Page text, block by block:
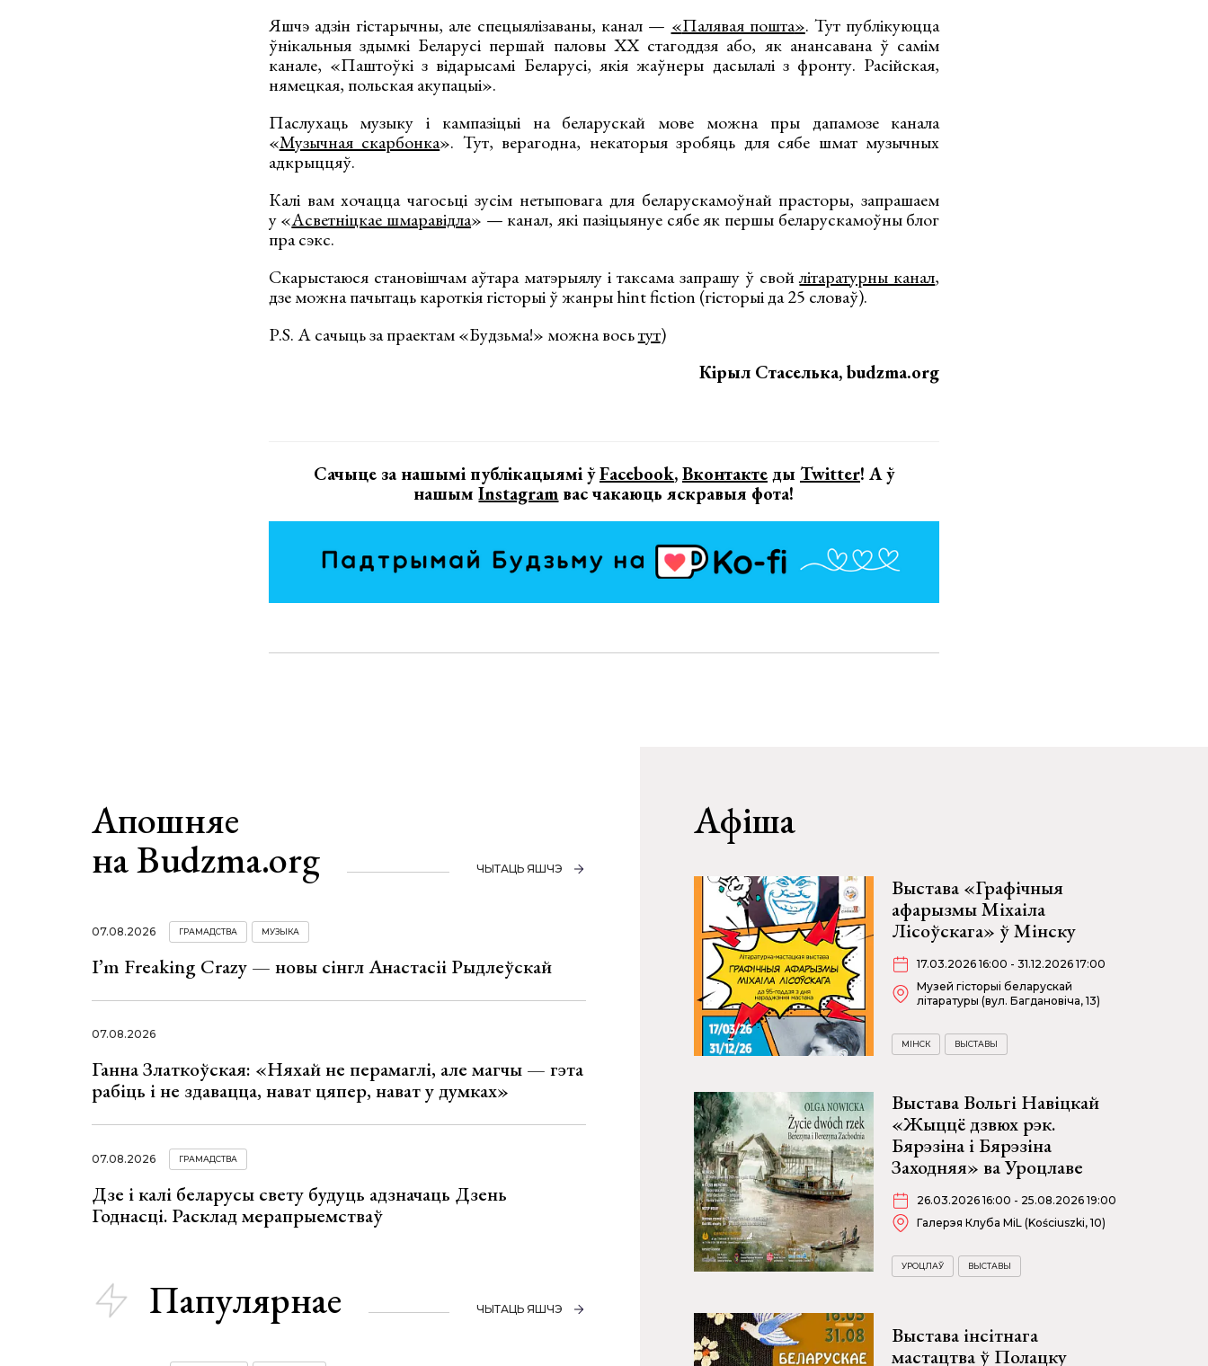
Яшчэ адзін гістарычны, але спецыялізаваны, канал — «Палявая пошта». Тут публікуюцца
ўнікальныя здымкі Беларусі першай паловы ХХ стагоддзя або, як анансавана ў самім
канале, «Паштоўкі з відарысамі Беларусі, якія жаўнеры дасылалі з фронту. Расійская,
нямецкая, польская акупацыі».
Паслухаць музыку і кампазіцыі на беларускай мове можна пры дапамозе канала
«Музычная скарбонка». Тут, верагодна, некаторыя зробяць для сябе шмат музычных
адкрыццяў.
Калі вам хочацца чагосьці зусім нетыповага для беларускамоўнай прасторы, запрашаем
у «Асветніцкае шмаравідла» — канал, які пазіцыянуе сябе як першы беларускамоўны блог
пра сэкс.
Скарыстаюся становішчам аўтара матэрыялу і таксама запрашу ў свойлітаратурны канал,
дзе можна пачытаць кароткія гісторыі ў жанры hint fiction (гісторыі да 25 словаў).
P.S. А сачыць за праектам «Будзьма!» можна восьтут)
Кірыл Стаселька, budzma.org
Сачыце за нашымі публікацыямі ўFacebook,ВконтактедыTwitter! А ў
нашымInstagram вас чакаюць яскравыя фота!
Апошняе
на Budzma.org
ЧЫТАЦЬ ЯШЧЭ
07.08.2026 ГРАМАДСТВА МУЗЫКА
I’m Freaking Crazy — новы сінгл Анастасіі Рыдлеўскай
07.08.2026
Ганна Златкоўская: «Няхай не перамаглі, але магчы — гэта
рабіць і не здавацца, нават цяпер, нават у думках»
07.08.2026 ГРАМАДСТВА
Дзе і калі беларусы свету будуць адзначаць Дзень
Годнасці. Расклад мерапрыемстваў
Папулярнае ЧЫТАЦЬ ЯШЧЭ
Афіша
Выстава «Графічныя
афарызмы Міхаіла
Лісоўскага» ў Мінску
17.03.2026 16:00 - 31.12.2026 17:00
Музей гісторыі беларускай
літаратуры (вул. Багдановіча, 13)
МІНСК ВЫСТАВЫ
Выстава Вольгі Навіцкай
«Жыццё дзвюх рэк.
Бярэзіна і Бярэзіна
Заходняя» ва Уроцлаве
26.03.2026 16:00 - 25.08.2026 19:00
Галерэя Клуба MiL (Kościuszki, 10)
УРОЦЛАЎ ВЫСТАВЫ
Выстава інсітнага
мастацтва ў Полацку